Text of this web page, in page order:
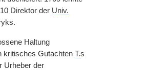
Direktor| der Univ.
Haltung
kritisches Gutachten T.s
Urheber der